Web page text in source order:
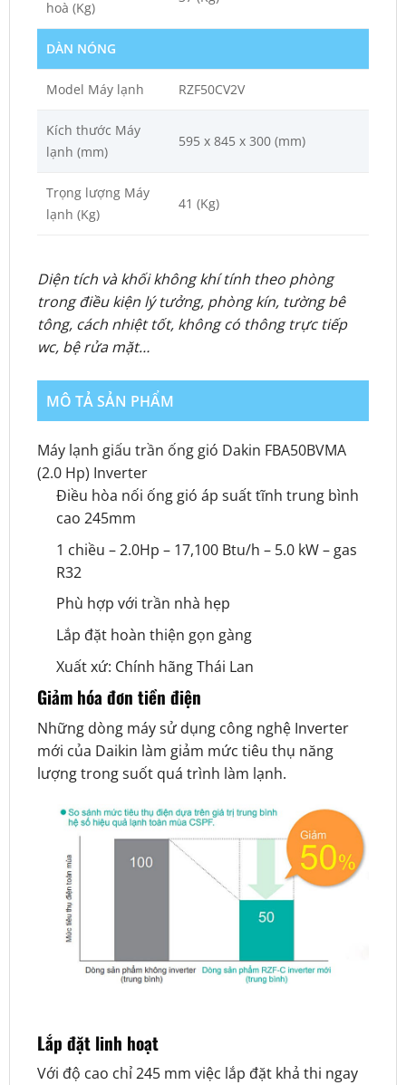
hoà (Kg)
DÀN NÓNG
Model Máy lạnh RZF50CV2V
Kích thước Máy
lạnh (mm)
595 x 845 x 300 (mm)
Trọng lượng Máy
lạnh (Kg)
41 (Kg)
Diện tích và khối không khí tính theo phòng
trong điều kiện lý tưởng, phòng kín, tường bê
tông, cách nhiệt tốt, không có thông trực tiếp
wc, bệ rửa mặt…
MÔ TẢ SẢN PHẨM
Máy lạnh giấu trần ống gió Dakin FBA50BVMA
(2.0 Hp) Inverter
Điều hòa nối ống gió áp suất tĩnh trung bình
cao 245mm
1 chiều – 2.0Hp – 17,100 Btu/h – 5.0 kW – gas
R32
Phù hợp với trần nhà hẹp
Lắp đặt hoàn thiện gọn gàng
Xuất xứ: Chính hãng Thái Lan
Giảm hóa đơn tiền điện
Những dòng máy sử dụng công nghệ Inverter
mới của Daikin làm giảm mức tiêu thụ năng
lượng trong suốt quá trình làm lạnh.
Lắp đặt linh hoạt
Với độ cao chỉ 245 mm việc lắp đặt khả thi ngay